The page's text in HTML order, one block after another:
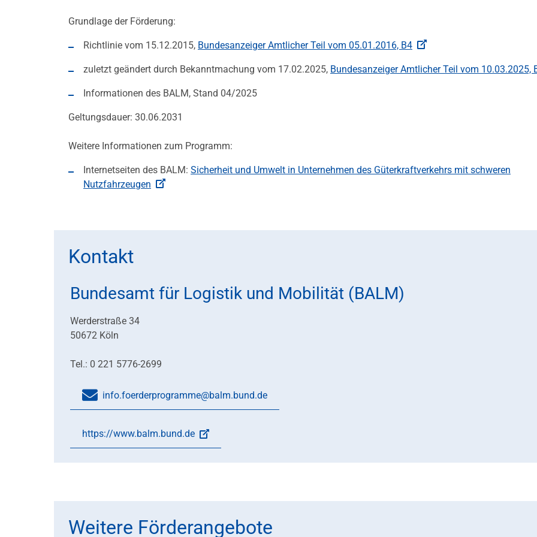
Grundlage der Förderung:
Richtlinie vom 15.12.2015, Bundesanzeiger Amtlicher Teil vom 05.01.2016, B4
zuletzt geändert durch Bekanntmachung vom 17.02.2025, Bundesanzeiger Amtlicher Teil vom 10.03.2025,
Informationen des BALM, Stand 04/2025
Geltungsdauer: 30.06.2031
Weitere Informationen zum Programm:
Internetseiten des BALM: Sicherheit und Umwelt in Unternehmen des Güterkraftverkehrs mit schweren
Nutzfahrzeugen
Kontakt
Bundesamt für Logistik und Mobilität (BALM)
Werderstraße 34
50672 Köln
Tel.: 0 221 5776-2699
info.foerderprogramme@balm.bund.de
https://www.balm.bund.de
Weitere Förderangebote